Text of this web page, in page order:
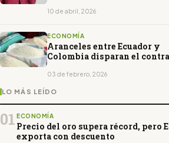
10 de abril, 2026
ECONOMÍA
Aranceles entre Ecuador y
Colombia disparan el
03 de febrero, 2026
LO MÁS LEÍDO
01 ECONOMÍA
Precio del oro supera récord, pero
exporta con descuento